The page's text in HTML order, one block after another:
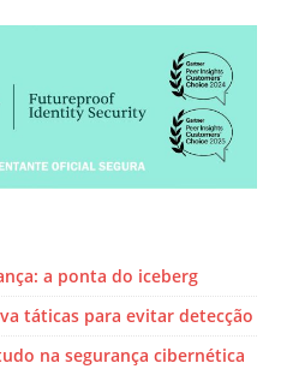
a ponta do iceberg
táticas para evitar detecção
na segurança cibernética